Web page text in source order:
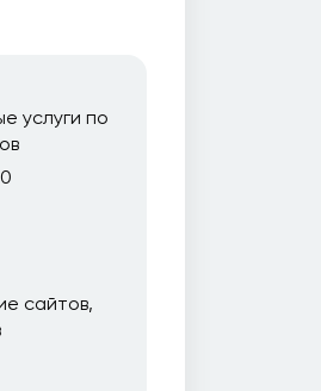
услуги по
сайтов